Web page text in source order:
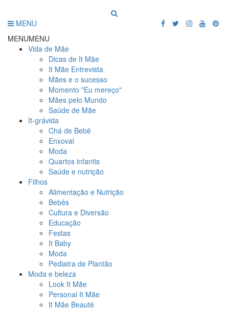
MENU
MENUMENU
Vida de Mãe
Dicas de It Mãe
It Mãe Entrevista
Mães e o sucesso
Momento "Eu mereço"
Mães pelo Mundo
Saúde de Mãe
It-grávida
Chá de Bebê
Enxoval
Moda
Quartos infantis
Saúde e nutrição
Filhos
Alimentação e Nutrição
Bebês
Cultura e Diversão
Educação
Festas
It Baby
Moda
Pediatra de Plantão
Moda e beleza
Look It Mãe
Personal It Mãe
It Mãe Beauté